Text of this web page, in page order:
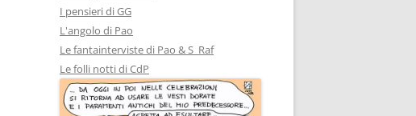
I pensieri di GG
L'angolo di Pao
Le fantainterviste di Pao & S_Raf
Le folli notti di CdP